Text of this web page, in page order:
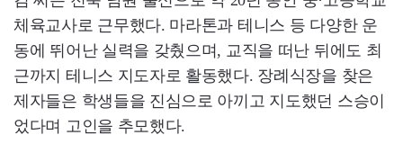
체육교사로 근무했다. 마라톤과 테니스 등 다양한 운
동에 뛰어난 실력을 갖췄으며, 교직을 떠난 뒤에도 최
근까지 테니스 지도자로 활동했다. 장례식장을 찾은
제자들은 학생들을 진심으로 아끼고 지도했던 스승이
었다며 고인을 추모했다.